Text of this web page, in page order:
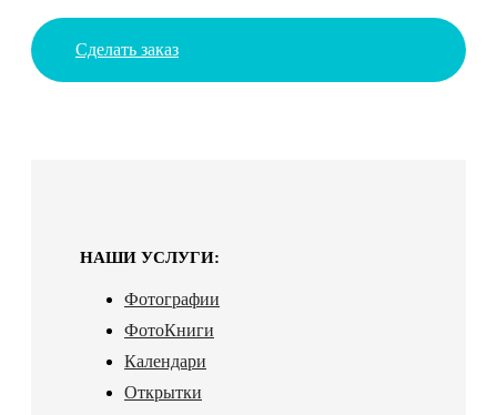
Сделать заказ
НАШИ УСЛУГИ:
Фотографии
ФотоКниги
Календари
Открытки